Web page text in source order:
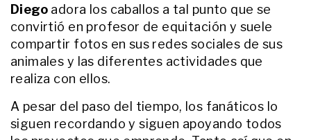
Diego adora los caballos a tal punto que se
convirtió en profesor de equitación y suele
compartir fotos en sus redes sociales de sus
animales y las diferentes actividades que
realiza con ellos.
A pesar del paso del tiempo, los fanáticos lo
siguen recordando y siguen apoyando todos
ENTRETENIMIENTO
De las canchas a la televisión y la
música: a qué se dedica Brian
Sarmiento tras alejarse del fútbol
que Ernestina Pais decidió ser
madre con Alejandro Guyot, "un
cowboy moderno"